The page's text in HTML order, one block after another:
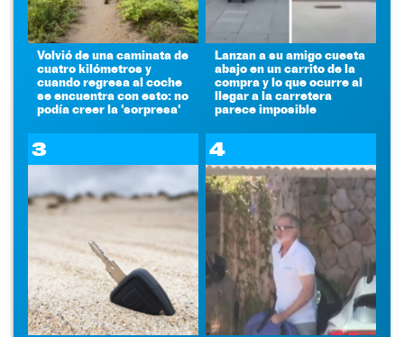
Volvió de una caminata de
cuatro kilómetros y
cuando regresa al coche
se encuentra con esto: no
podía creer la 'sorpresa'
Lanzan a su amigo cuesta
abajo en un carrito de la
compra y lo que ocurre al
llegar a la carretera
parece imposible
3 4